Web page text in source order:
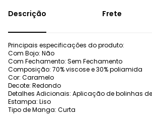
Frete
Principais especificações do produto:
Com Bojo: Não
Com Fechamento: Sem Fechamento
Composição: 70% viscose e 30% poliamida
Cor: Caramelo
Decote: Redondo
Detalhes Adicionais: Aplicação de bolinhas
Estampa: Liso
Tipo de Manga: Curta